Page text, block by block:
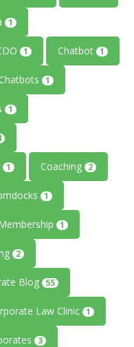
1
1 Chatbot 1
Chatbots 1
1
1 Coaching 2
1
1
2
Blog 55
Law Clinic 1
3